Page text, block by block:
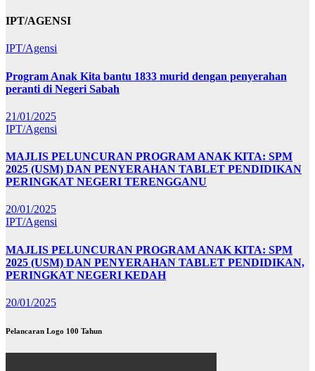
IPT/AGENSI
IPT/Agensi
Program Anak Kita bantu 1833 murid dengan penyerahan
peranti di Negeri Sabah
21/01/2025
IPT/Agensi
MAJLIS PELUNCURAN PROGRAM ANAK KITA: SPM
2025 (USM) DAN PENYERAHAN TABLET PENDIDIKAN
PERINGKAT NEGERI TERENGGANU
20/01/2025
IPT/Agensi
MAJLIS PELUNCURAN PROGRAM ANAK KITA: SPM
2025 (USM) DAN PENYERAHAN TABLET PENDIDIKAN,
PERINGKAT NEGERI KEDAH
20/01/2025
Pelancaran Logo 100 Tahun